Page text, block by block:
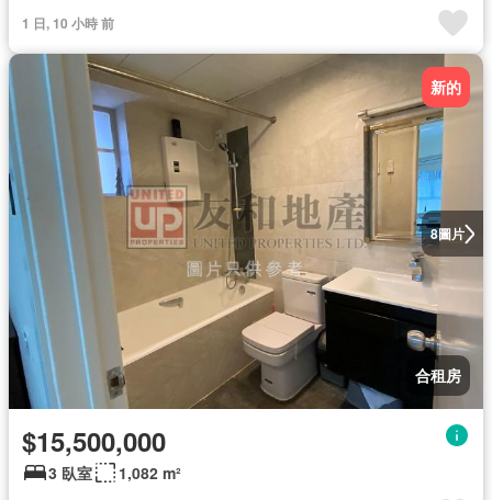
1 日, 10 小時 前
8圖片
新的
合租房
$15,500,000
3 臥室 1,082 m²